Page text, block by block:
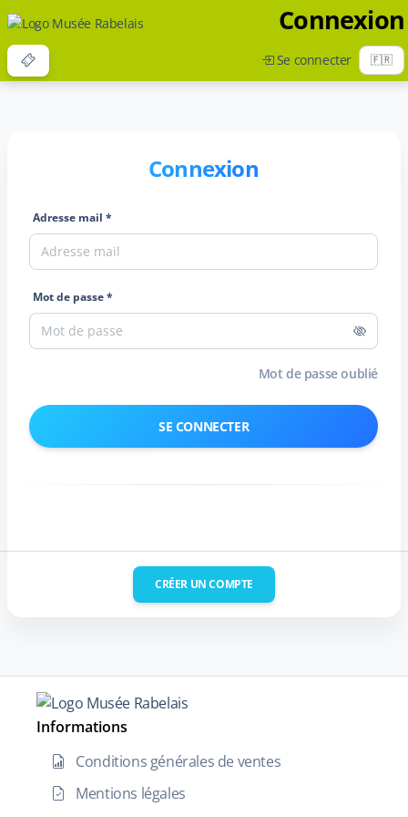
Connexion
Se connecter
Connexion
Adresse mail *
Mot de passe *
Mot de passe oublié
CRÉER UN COMPTE
Informations
Conditions générales de ventes
Mentions légales